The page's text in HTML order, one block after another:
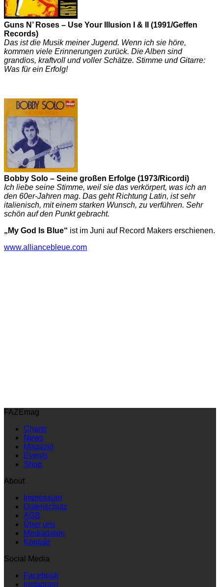
Guns N’ Roses – Use Your Illusion I & II (1991/Geffen
Records)
Das ist die Musik meiner Jugend. Wenn ich sie höre,
kommen viele Erinnerungen zurück. Die Alben sind
grandios, kraftvoll und voller Schätze. Stimme und Gitarre:
Was für ein Erfolg!
Bobby Solo – Seine großen Erfolge (1973/Ricordi)
Ich liebe seine Stimme, weil sie das verkörpert, was ich an
den 60er-Jahren mag. Das geht Richtung Latin, ist sehr
italienisch, mit einem starken Wunsch, zu verführen. Sehr
schön auf den Punkt gebracht.
„My God Is Blue“ ist im Juni auf Record Makers erschienen.
www.alliancebleue.com
FAZEmag
Charts
News
Magazin
Events
Shop
About
Impressum
Datenschutz
AGB
Über uns
Mediadaten
Kontakt
Social Media
Facebook
Instagram